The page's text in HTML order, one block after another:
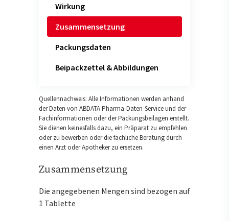
Wirkung
Zusammensetzung
Packungsdaten
Beipackzettel & Abbildungen
Quellennachweis: Alle Informationen werden anhand
der Daten von ABDATA Pharma-Daten-Service und der
Fachinformationen oder der Packungsbeilagen erstellt.
Sie dienen keinesfalls dazu, ein Präparat zu empfehlen
oder zu bewerben oder die fachliche Beratung durch
einen Arzt oder Apotheker zu ersetzen.
Zusammensetzung
Die angegebenen Mengen sind bezogen auf
1 Tablette